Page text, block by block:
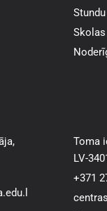
Toma
LV-
+371